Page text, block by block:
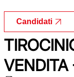
Candidati